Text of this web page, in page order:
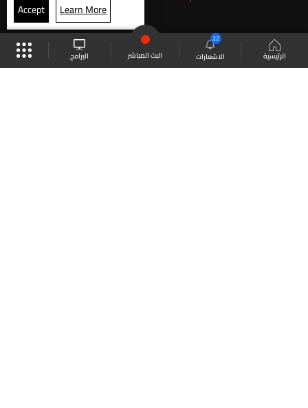
الرئيسية الاشعارات
22
البث المباشر البرامج
Accept Learn More
موقع البرامج الجدول البث المباشر